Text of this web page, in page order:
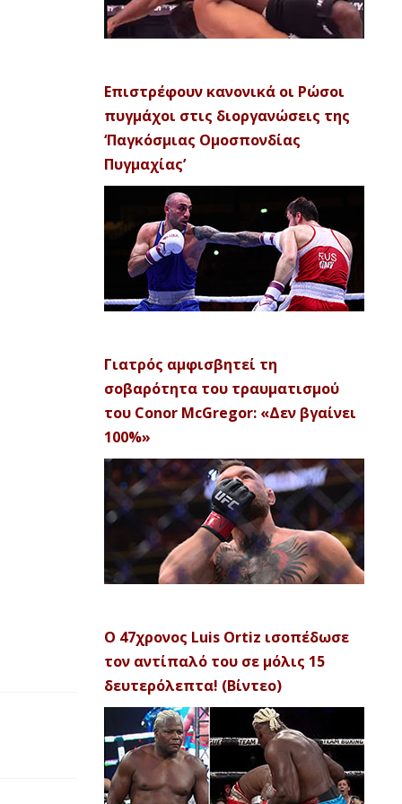
Επιστρέφουν κανονικά οι Ρώσοι
πυγμάχοι στις διοργανώσεις της
‘Παγκόσμιας Ομοσπονδίας
Πυγμαχίας’
Γιατρός αμφισβητεί τη
σοβαρότητα του τραυματισμού
του Conor McGregor: «Δεν βγαίνει
100%»
Ο 47χρονος Luis Ortiz ισοπέδωσε
τον αντίπαλό του σε μόλις 15
δευτερόλεπτα! (Βίντεο)